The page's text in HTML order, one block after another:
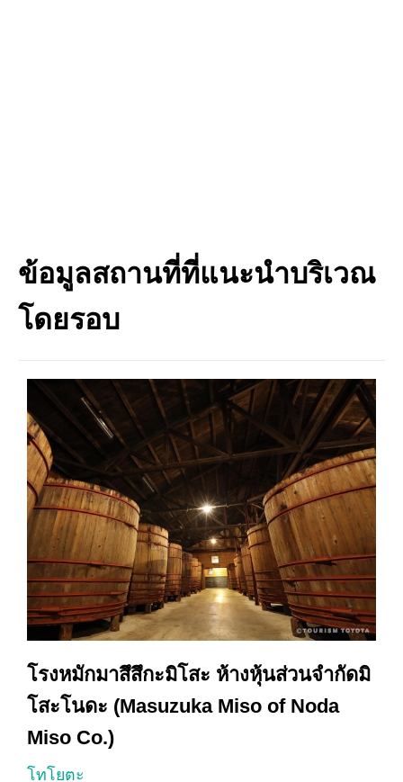
ข้อมูลสถานที่ที่แนะนำบริเวณ
โดยรอบ
โรงหมักมาสึสึกะมิโสะ ห้างหุ้นส่วนจำกัดมิ
โสะโนดะ (Masuzuka Miso of Noda
Miso Co.)
โทโยตะ